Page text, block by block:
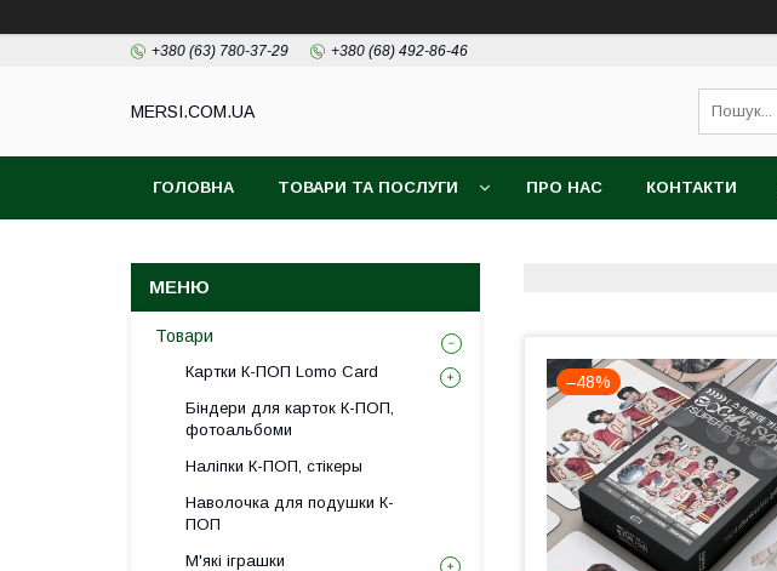
+380 (63) 780-37-29 +380 (68) 492-86-46
MERSI.COM.UA
ГОЛОВНА ТОВАРИ ТА ПОСЛУГИ ПРО НАС КОНТАКТИ
–48%
Товари
Картки К-ПОП Lomo Card
Біндери для карток К-ПОП,
фотоальбоми
Наліпки К-ПОП, стікеры
Наволочка для подушки К-
ПОП
М'які іграшки